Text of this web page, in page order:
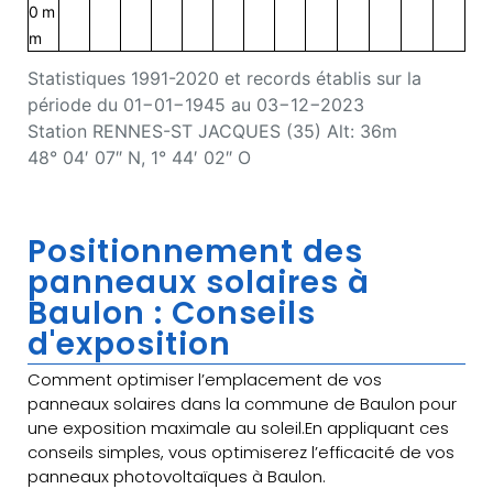
Statistiques 1991-2020 et records établis sur la
période du 01−01−1945 au 03−12−2023
Station RENNES-ST JACQUES (35) Alt: 36m
48° 04′ 07″ N, 1° 44′ 02″ O
0 m
m
Positionnement des
panneaux solaires à
Baulon : Conseils
d'exposition
Comment optimiser l’emplacement de vos
panneaux solaires dans la commune de Baulon pour
une exposition maximale au soleil.En appliquant ces
conseils simples, vous optimiserez l’efficacité de vos
panneaux photovoltaïques à Baulon.